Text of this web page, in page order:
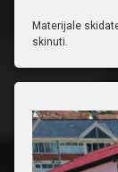
Materijale
skinuti.